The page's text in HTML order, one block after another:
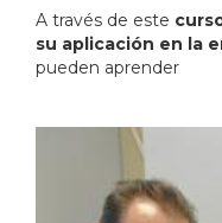
A través de este
su aplicación en la
pueden aprender